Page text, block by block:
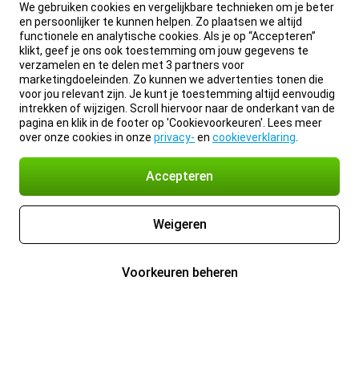
We gebruiken cookies en vergelijkbare technieken om je beter
en persoonlijker te kunnen helpen. Zo plaatsen we altijd
functionele en analytische cookies. Als je op “Accepteren”
klikt, geef je ons ook toestemming om jouw gegevens te
verzamelen en te delen met 3 partners voor
marketingdoeleinden. Zo kunnen we advertenties tonen die
voor jou relevant zijn. Je kunt je toestemming altijd eenvoudig
intrekken of wijzigen. Scroll hiervoor naar de onderkant van de
pagina en klik in de footer op 'Cookievoorkeuren'. Lees meer
over onze cookies in onze privacy- en cookieverklaring
Accepteren
Weigeren
Voorkeuren beheren